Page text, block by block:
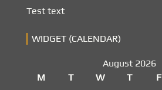
Test text
WIDGET (CALENDAR)
August 2026
M
T W T F